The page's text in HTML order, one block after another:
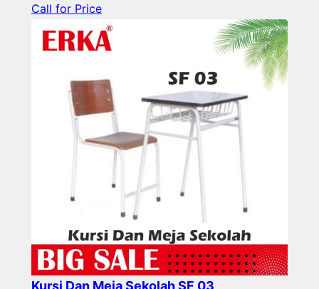
Call for Price
Kursi Dan Meja Sekolah SF 03